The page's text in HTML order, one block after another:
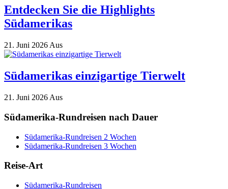
Entdecken Sie die Highlights
Südamerikas
21. Juni 2026 Aus
Südamerikas einzigartige Tierwelt
21. Juni 2026 Aus
Südamerika-Rundreisen nach Dauer
Südamerika-Rundreisen 2 Wochen
Südamerika-Rundreisen 3 Wochen
Reise-Art
Südamerika-Rundreisen